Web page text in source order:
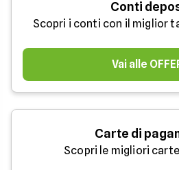
Conti
Scopri i conti con il miglior
Vai alle
Carte di
Scopri le migliori